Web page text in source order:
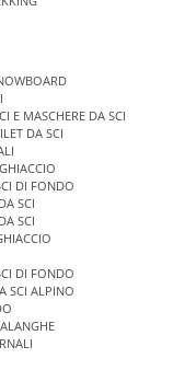
E MASCHERE DA SCI
DA SCI
DI FONDO
SCI
SCI
DI FONDO
SCI ALPINO